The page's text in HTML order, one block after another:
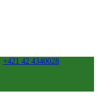
+421 42 4340028